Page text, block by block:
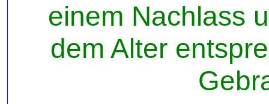
einem Nachlass
dem Alter